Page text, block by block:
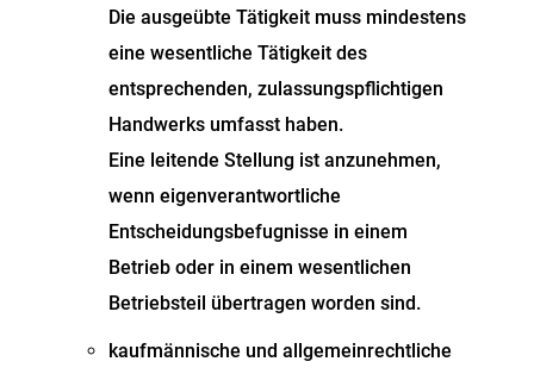
Die ausgeübte Tätigkeit muss mindestens
eine wesentliche Tätigkeit des
entsprechenden, zulassungspflichtigen
Handwerks umfasst haben.
Eine leitende Stellung ist anzunehmen,
wenn eigenverantwortliche
Entscheidungsbefugnisse in einem
Betrieb oder in einem wesentlichen
Betriebsteil übertragen worden sind.
kaufmännische und allgemeinrechtliche